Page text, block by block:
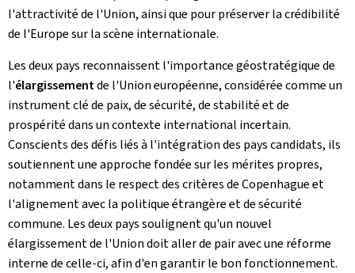
l'attractivité de l'Union, ainsi que pour préserver la crédibilité
de l'Europe sur la scène internationale.
Les deux pays reconnaissent l'importance géostratégique de
l'élargissementde l'Union européenne, considérée comme un
instrument clé de paix, de sécurité, de stabilité et de
prospérité dans un contexte international incertain.
Conscients des défis liés à l'intégration des pays candidats, ils
soutiennent une approche fondée sur les mérites propres,
notamment dans le respect des critères de Copenhague et
l'alignement avec la politique étrangère et de sécurité
commune. Les deux pays soulignent qu'un nouvel
élargissement de l'Union doit aller de pair avec une réforme
interne de celle-ci, afin d'en garantir le bon fonctionnement.